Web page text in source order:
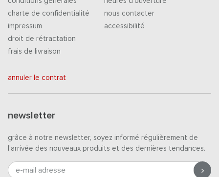
charte de confidentialité
impressum
droit de rétractation
frais de livraison
nous contacter
accessibilité
annuler le contrat
newsletter
grâce à notre newsletter, soyez informé régulièrement de
l’arrivée des nouveaux produits et des dernières tendances.
e-mail adresse